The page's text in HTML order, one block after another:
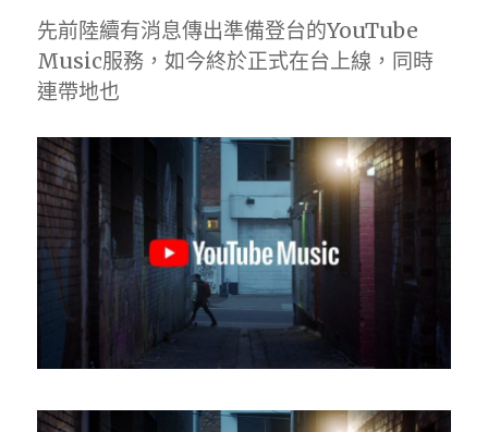
先前陸續有消息傳出準備登台的YouTube
Music服務，如今終於正式在台上線，同時
連帶地也